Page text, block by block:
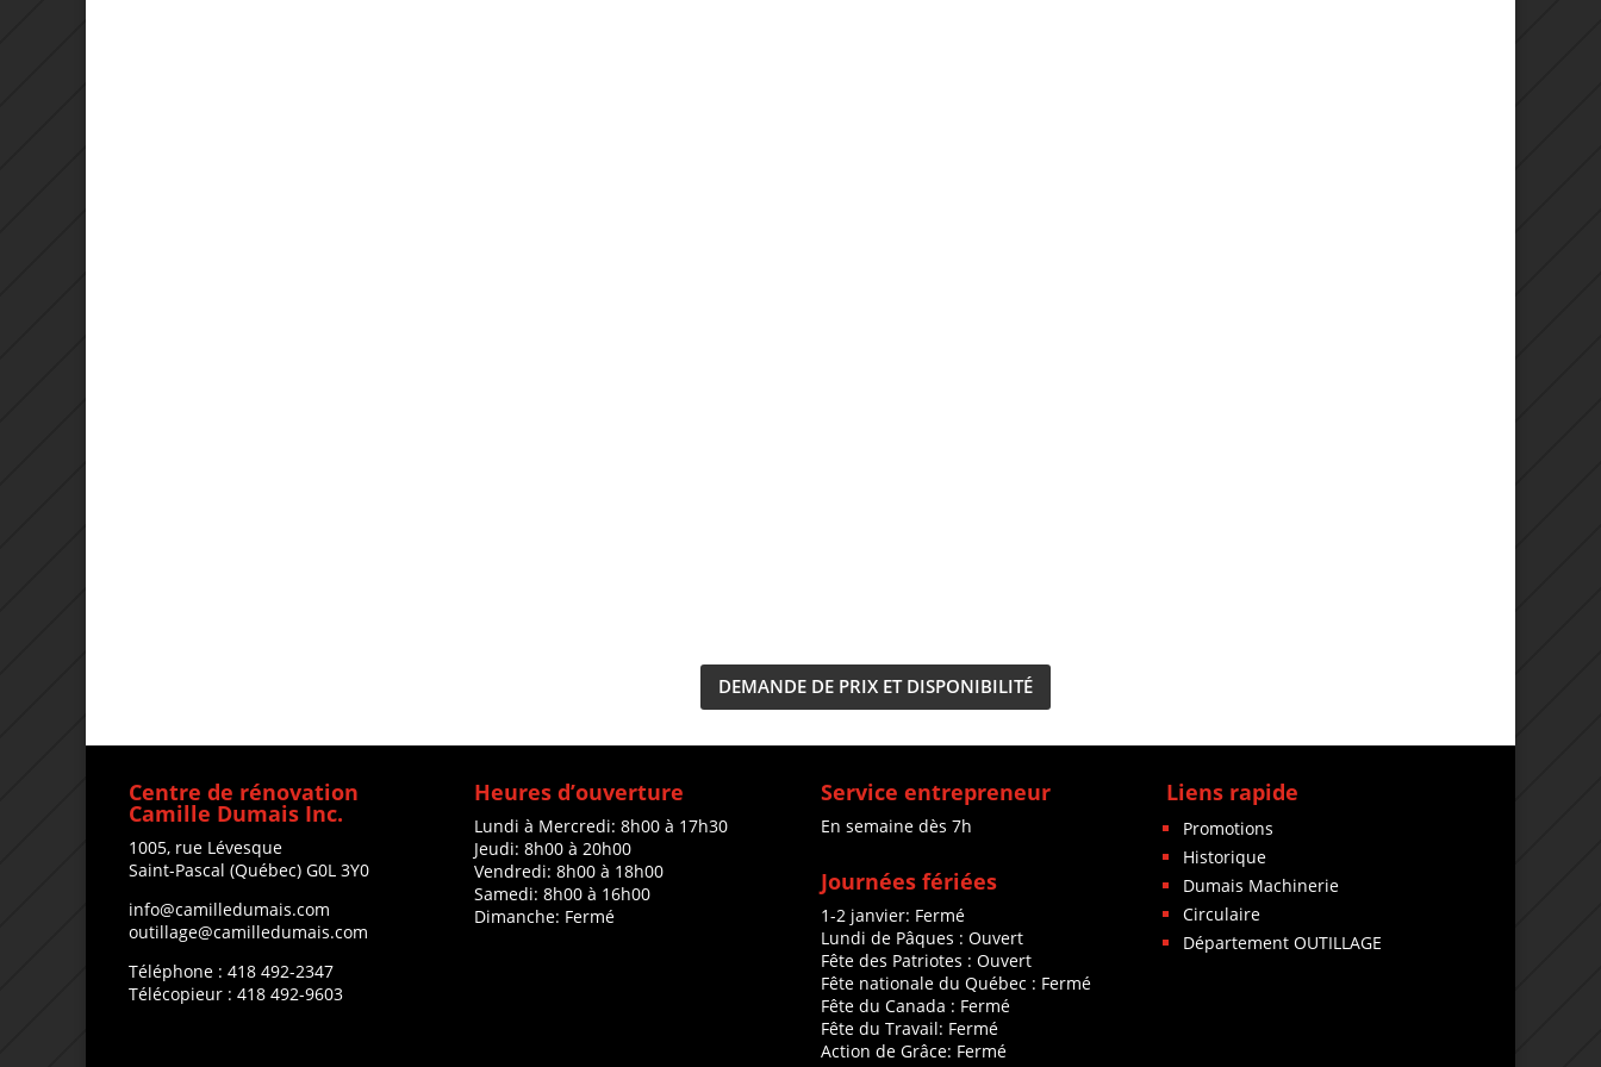
DEMANDE DE PRIX ET DISPONIBILITÉ
Centre de rénovation
Camille Dumais Inc.
1005, rue Lévesque
Saint-Pascal (Québec) G0L 3Y0
info@camilledumais.com
outillage@camilledumais.com
Téléphone : 418 492-2347
Télécopieur : 418 492-9603
Heures d’ouverture
Lundi à Mercredi: 8h00 à 17h30
Jeudi: 8h00 à 20h00
Vendredi: 8h00 à 18h00
Samedi: 8h00 à 16h00
Dimanche: Fermé
Service entrepreneur
En semaine dès 7h
Journées fériées
1-2 janvier: Fermé
Lundi de Pâques : Ouvert
Fête des Patriotes : Ouvert
Fête nationale du Québec : Fermé
Fête du Canada : Fermé
Fête du Travail: Fermé
Action de Grâce: Fermé
Liens rapide
Promotions
Historique
Dumais Machinerie
Circulaire
Département OUTILLAGE